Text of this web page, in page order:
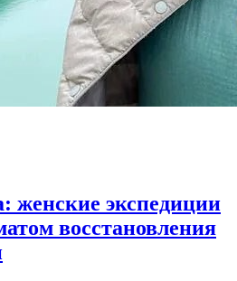
женские экспедиции
восстановления